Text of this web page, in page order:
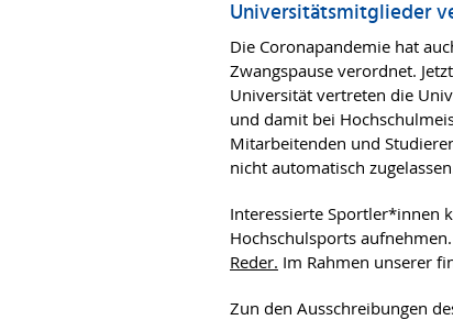
Universitätsmitglieder
Die Coronapandemie hat
Zwangspause verordnet.
Universität vertreten die
und damit bei
Mitarbeitenden und
nicht automatisch
Interessierte Sportler*innen
Hochschulsports
Reder. Im Rahmen unserer
Zun den Ausschreibungen